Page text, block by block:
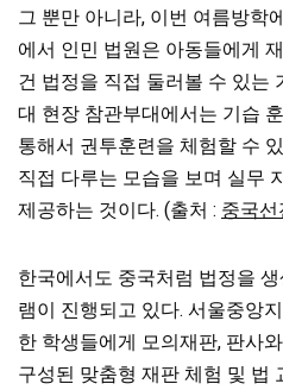
그 뿐만 아니라, 이번 여름방학
에서 인민 법원은 아동들에게
건 법정을 직접 둘러볼 수 있는
대 현장 참관부대에서는 기습
통해서 권투훈련을 체험할 수
직접 다루는 모습을 보며 실무
제공하는 것이다. (출처 : 중국선
한국에서도 중국처럼 법정을
램이 진행되고 있다. 서울중앙
한 학생들에게 모의재판, 판사
구성된 맞춤형 재판 체험 및 법